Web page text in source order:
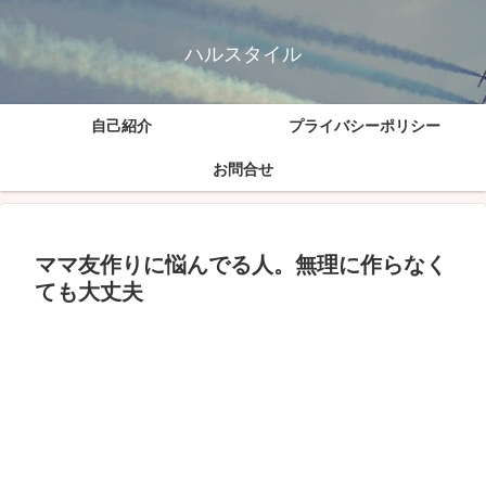
ハルスタイル
自己紹介 プライバシーポリシー
お問合せ
ママ友作りに悩んでる人。無理に作らなく
ても大丈夫